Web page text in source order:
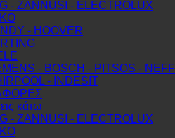
- ZANNUSI - ELECTROLUX
- HOOVER
- BOSCH - PITSOS - NEFF
- INDESIT
κάτω
- ZANNUSI - ELECTROLUX